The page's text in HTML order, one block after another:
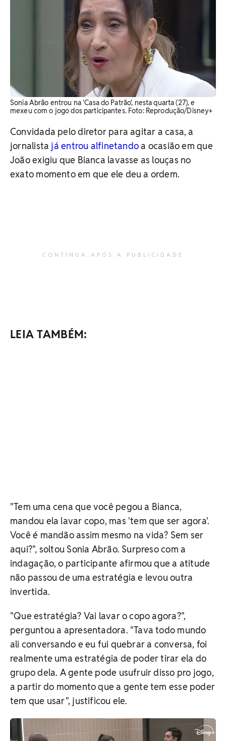
Sonia Abrão entrou na 'Casa do Patrão', nesta quarta (27), e
mexeu com o jogo dos participantes. Foto: Reprodução/Disney+
Convidada pelo diretor para agitar a casa, a
jornalista já entrou alfinetandoa ocasião em que
João exigiu que Bianca lavasse as louças no
exato momento em que ele deu a ordem.
CONTINUA APÓS A PUBLICIDADE
LEIA TAMBÉM:
"Tem uma cena que você pegou a Bianca,
mandou ela lavar copo, mas 'tem que ser agora'.
Você é mandão assim mesmo na vida? Sem ser
aqui?", soltou Sonia Abrão. Surpreso com a
indagação, o participante afirmou que a atitude
não passou de uma estratégia e levou outra
invertida.
"Que estratégia? Vai lavar o copo agora?",
perguntou a apresentadora. "Tava todo mundo
ali conversando e eu fui quebrar a conversa, foi
realmente uma estratégia de poder tirar ela do
grupo dela. A gente pode usufruir disso pro jogo,
a partir do momento que a gente tem esse poder
tem que usar", justificou ele.